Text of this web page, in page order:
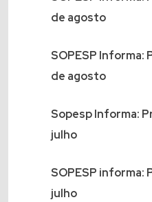
de agosto
SOPESP Informa:
de agosto
Sopesp Informa:
julho
SOPESP informa:
julho